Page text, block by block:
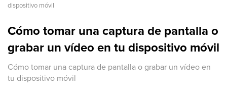
dispositivo móvil
Cómo tomar una captura de pantalla o
grabar un vídeo en tu dispositivo móvil
Cómo tomar una captura de pantalla o grabar un vídeo en
tu dispositivo móvil